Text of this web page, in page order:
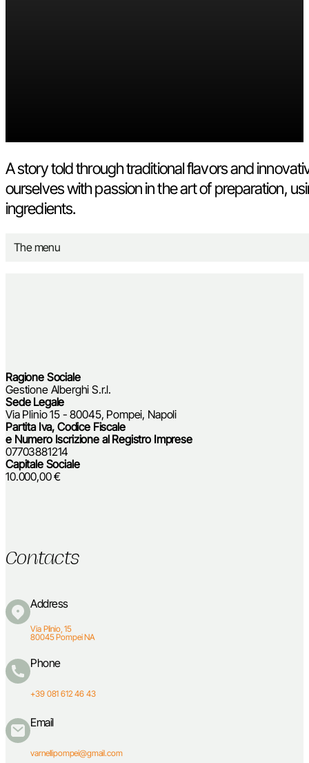
A story told through traditional flavors and
ourselves with passion in the art of preparation,
ingredients.
The menu
Ragione Sociale
Gestione Alberghi S.r.l.
Sede Legale
Via Plinio 15 - 80045, Pompei, Napoli
Partita Iva, Codice Fiscale
e Numero Iscrizione al Registro Imprese
07703881214
Capitale Sociale
10.000,00 €
Contacts
Address
Via Plinio, 15
80045 Pompei NA
Phone
+39 081 612 46 43
Email
varnellipompei@gmail.com